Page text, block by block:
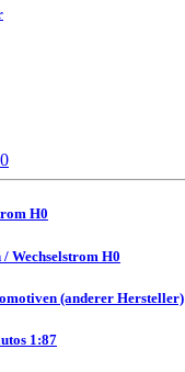
H0
Wechselstrom H0
(anderer Hersteller)
1:87